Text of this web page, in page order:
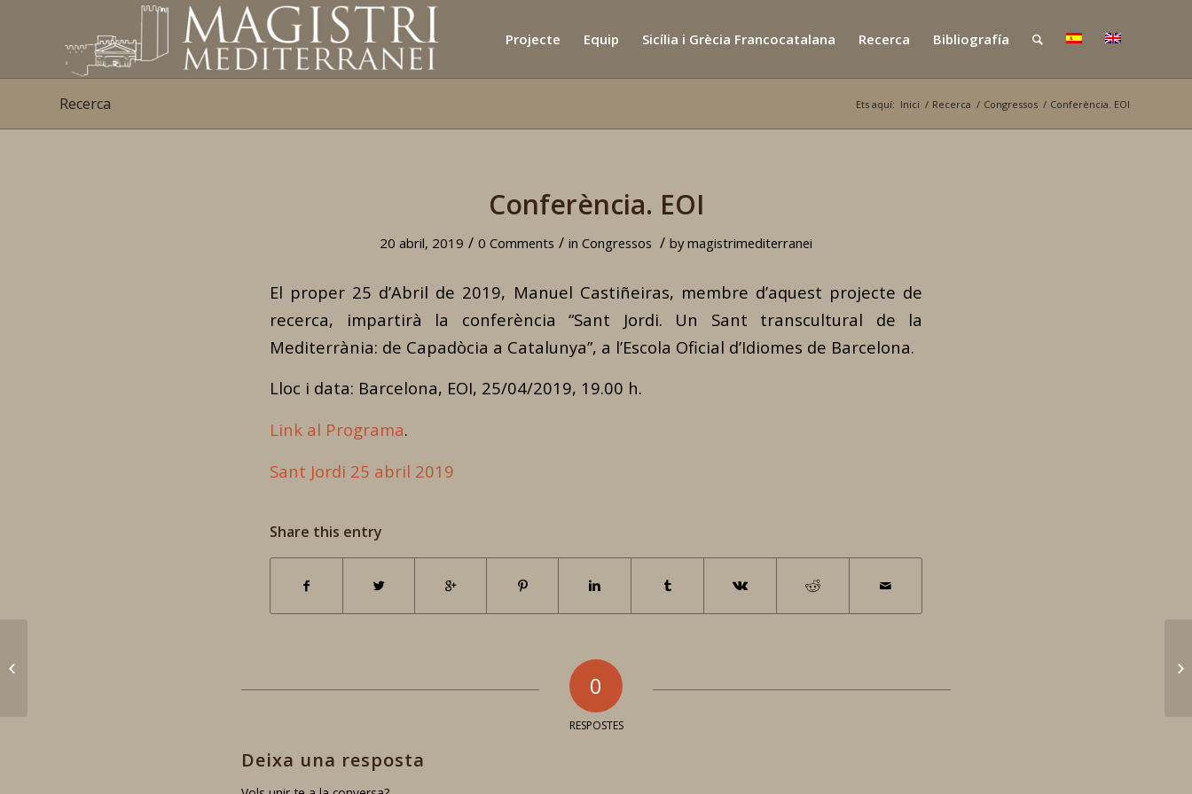
Projecte Equip Sicília i Grècia Francocatalana Recerca Bibliografía
Recerca Ets aquí: Inici / Recerca / Congressos / Conferència. EOI
Conferència. EOI
20 abril, 2019 / 0 Comments / in Congressos / bymagistrimediterranei
El proper 25 d’Abril de 2019, Manuel Castiñeiras, membre d’aquest projecte de
recerca, impartirà la conferència “Sant Jordi. Un Sant transcultural de la
Mediterrània: de Capadòcia a Catalunya”, a l’Escola Oficial d’Idiomes de Barcelona.
Lloc i data: Barcelona, EOI, 25/04/2019, 19.00 h.
Link al Programa.
Sant Jordi 25 abril 2019
Share this entry
0
RESPOSTES
Deixa una resposta